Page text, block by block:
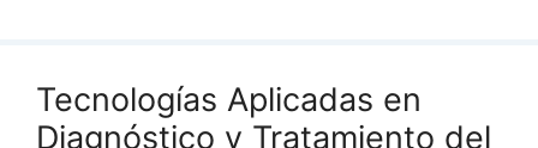
Tecnologías Aplicadas en
Diagnóstico y Tratamiento del